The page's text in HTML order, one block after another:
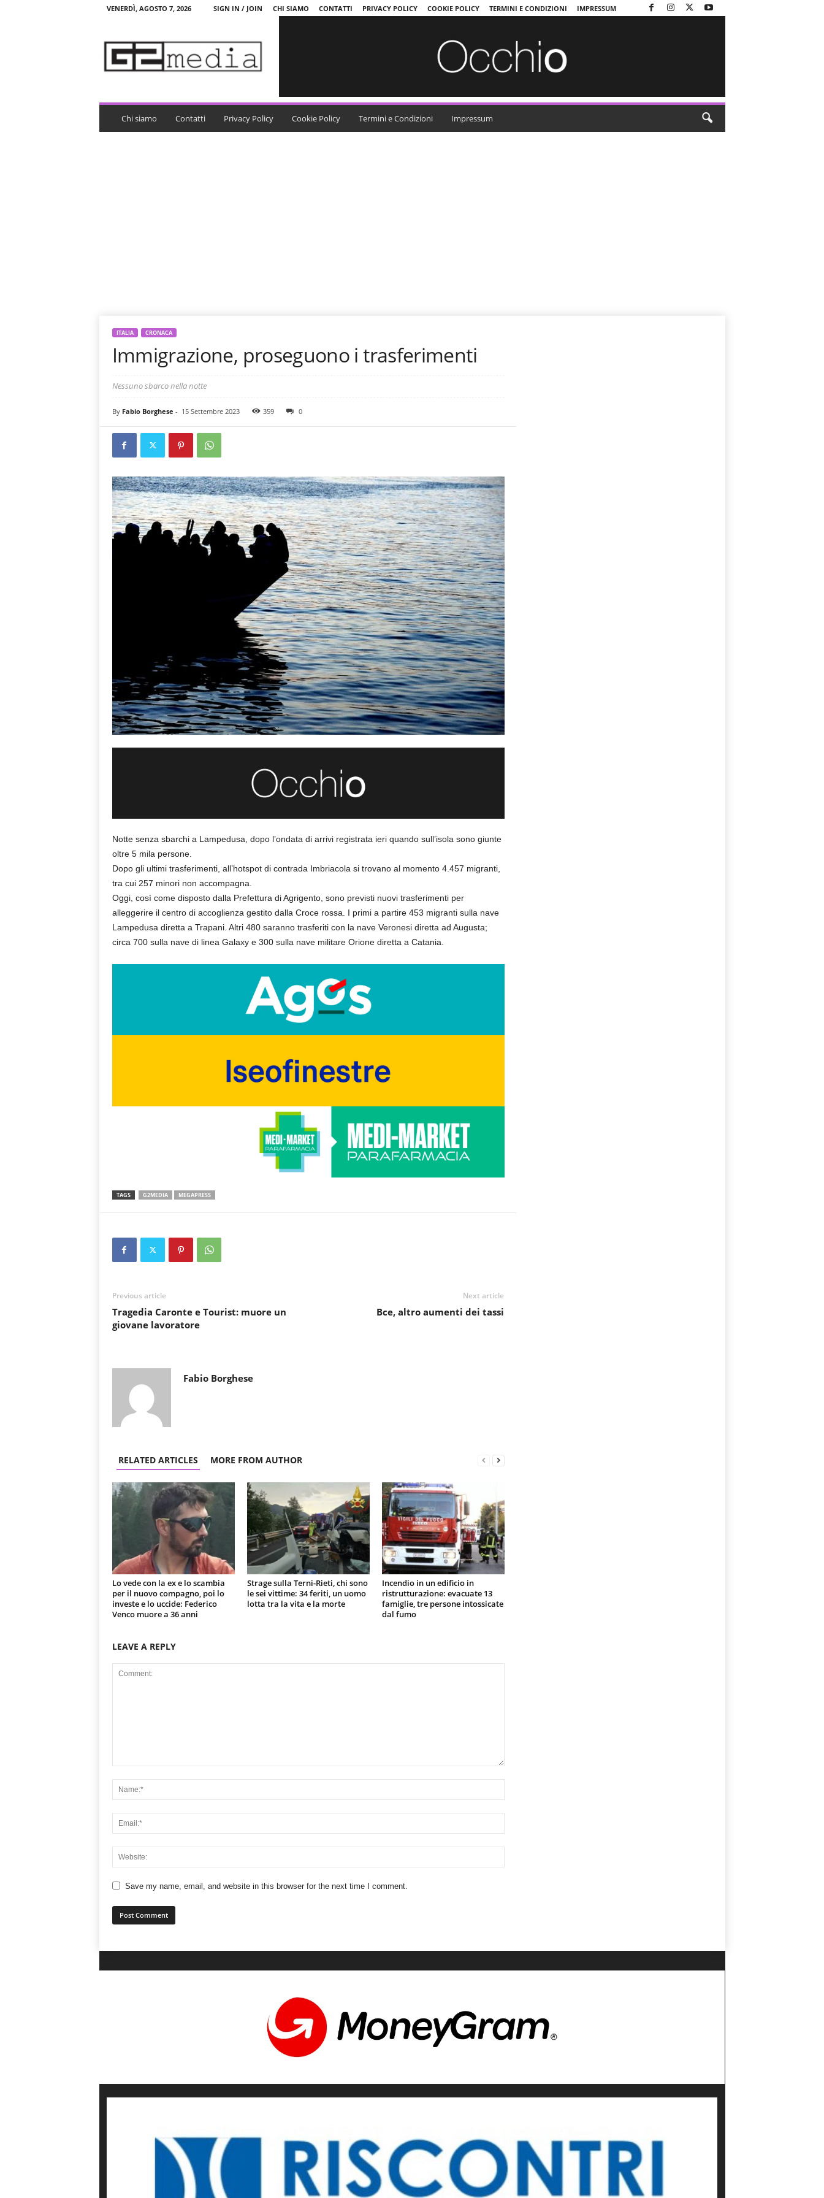
VENERDÌ, AGOSTO 7, 2026 SIGN IN / JOIN CHI SIAMO CONTATTI PRIVACY POLICY COOKIE POLICY TERMINI E CONDIZIONI IMPRESSUM
a
Chi siamo Contatti Privacy Policy Cookie Policy Termini e Condizioni Impressum
ITALIA CRONACA
Immigrazione, proseguono i trasferimenti
Nessuno sbarco nella notte
By Fabio Borghese - 15 Settembre 2023 359 0
Notte senza sbarchi a Lampedusa, dopo l’ondata di arrivi registrata ieri quando sull’isola sono giunte
oltre 5 mila persone.
Dopo gli ultimi trasferimenti, all’hotspot di contrada Imbriacola si trovano al momento 4.457 migranti,
tra cui 257 minori non accompagna.
Oggi, così come disposto dalla Prefettura di Agrigento, sono previsti nuovi trasferimenti per
alleggerire il centro di accoglienza gestito dalla Croce rossa. I primi a partire 453 migranti sulla nave
Lampedusa diretta a Trapani. Altri 480 saranno trasferiti con la nave Veronesi diretta ad Augusta;
circa 700 sulla nave di linea Galaxy e 300 sulla nave militare Orione diretta a Catania.
TAGS G2MEDIA MEGAPRESS
Previous article
Tragedia Caronte e Tourist: muore un
giovane lavoratore
Next article
Bce, altro aumenti dei tassi
Fabio Borghese
RELATED ARTICLES MORE FROM AUTHOR
Lo vede con la ex e lo scambia
per il nuovo compagno, poi lo
investe e lo uccide: Federico
Venco muore a 36 anni
Strage sulla Terni-Rieti, chi sono
le sei vittime: 34 feriti, un uomo
lotta tra la vita e la morte
Incendio in un edificio in
ristrutturazione: evacuate 13
famiglie, tre persone intossicate
dal fumo
LEAVE A REPLY
Save my name, email, and website in this browser for the next time I comment.